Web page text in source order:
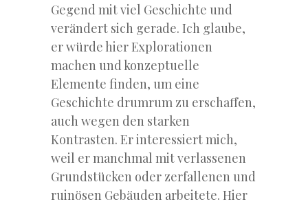
Gegend mit viel Geschichte und
verändert sich gerade. Ich glaube,
er würde hier Explorationen
machen und konzeptuelle
Elemente finden, um eine
Geschichte drumrum zu erschaffen,
auch wegen den starken
Kontrasten. Er interessiert mich,
weil er manchmal mit verlassenen
Grundstücken oder zerfallenen und
ruinösen Gebäuden arbeitete. Hier